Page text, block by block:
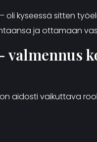
oli kyseessä sitten
ja ottamaan
valmennus
aidosti vaikuttava